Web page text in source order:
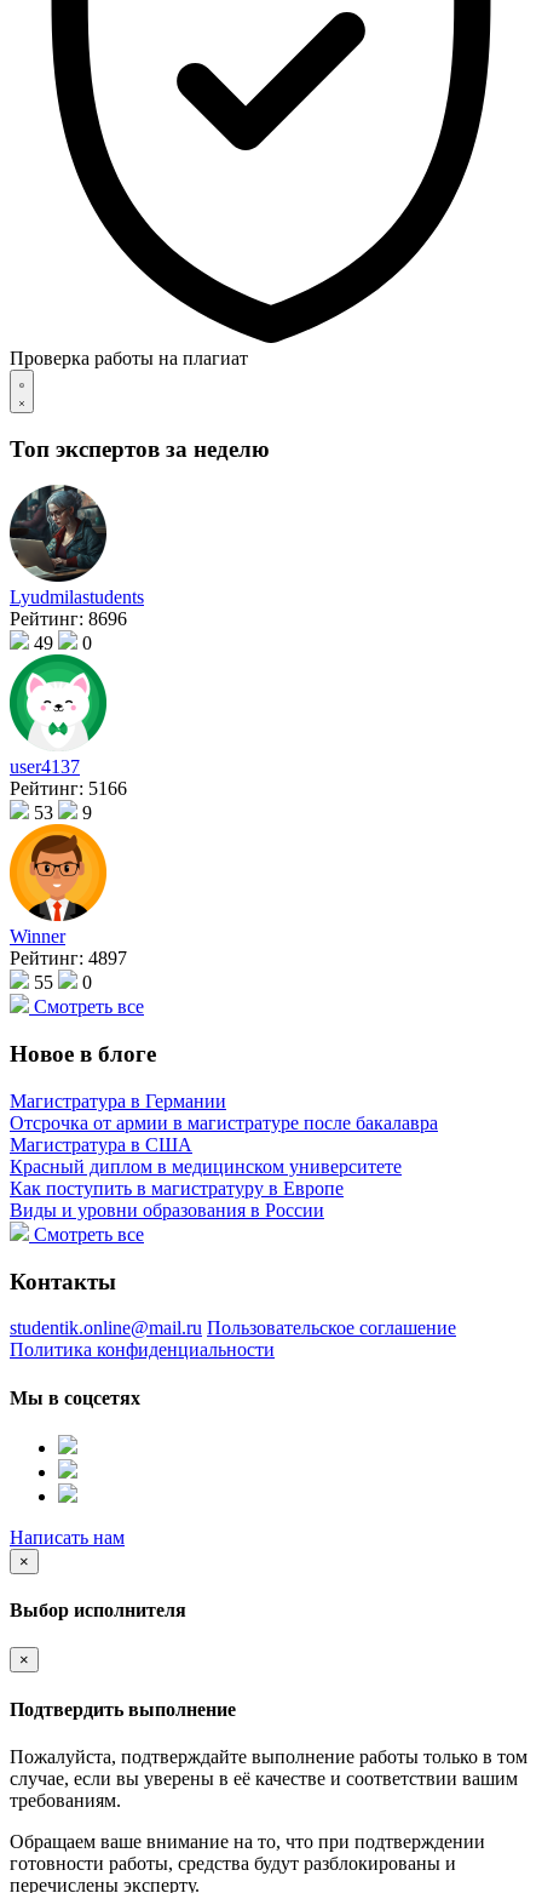
Проверка работы на плагиат
Топ экспертов за неделю
Lyudmilastudents
Рейтинг: 8696
49
0
user4137
Рейтинг: 5166
53
9
Winner
Рейтинг: 4897
55
0
Смотреть все
Новое в блоге
Магистратура в Германии
Отсрочка от армии в магистратуре после бакалавра
Магистратура в США
Красный диплом в медицинском университете
Как поступить в магистратуру в Европе
Виды и уровни образования в России
Смотреть все
Контакты
studentik.online@mail.ru Пользовательское соглашение
Политика конфиденциальности
Мы в соцсетях
Написать нам
×
Выбор исполнителя
×
Подтвердить выполнение
Пожалуйста, подтверждайте выполнение работы только в том
случае, если вы уверены в её качестве и соответствии вашим
требованиям.
Обращаем ваше внимание на то, что при подтверждении
готовности работы, средства будут разблокированы и
перечислены эксперту.